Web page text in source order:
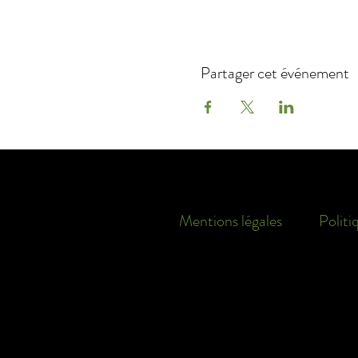
Partager cet événement
Mentions légales